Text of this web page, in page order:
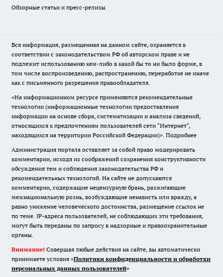
Обзорные статьи и пресс-релизы
Вся информация, размещенная на данном сайте, охраняется в
соответствии с законодательством РФ об авторском праве и не
подлежит использованию кем-либо в какой бы то ни было форме, в
том числе воспроизведению, распространению, переработке не иначе
как с письменного разрешения правообладателя.
«На информационном ресурсе применяются рекомендательные
технологии (информационные технологии предоставления
информации на основе сбора, систематизации и анализа сведений,
относящихся к предпочтениям пользователей сети "Интернет",
находящихся на территории Российской Федерации)». Подробнее
Администрация портала оставляет за собой право модерировать
комментарии, исходя из соображений сохранения конструктивности
обсуждения тем и соблюдения законодательства РФ и
рекомендательных технологий. На сайте не допускаются
комментарии, содержащие нецензурную брань, разжигающие
межнациональную рознь, возбуждающие ненависть или вражду, а
равно унижение человеческого достоинства, размещение ссылок не
по теме. IP-адреса пользователей, не соблюдающих эти требования,
могут быть переданы по запросу в надзорные и правоохранительные
органы.
Внимание! Совершая любые действия на сайте, вы автоматически
принимаете условия «Политики конфиденциальности и обработки
персональных данных пользователей»